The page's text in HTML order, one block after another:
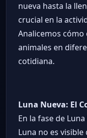
nueva hasta la
crucial en la
Analicemos cómo
animales en
cotidiana.
Luna Nueva: El
En la fase de
Luna no es